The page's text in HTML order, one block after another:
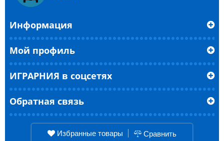
Информация
Мой профиль
ИГРАРНИЯ в соцсетях
Обратная связь
Избранные товары